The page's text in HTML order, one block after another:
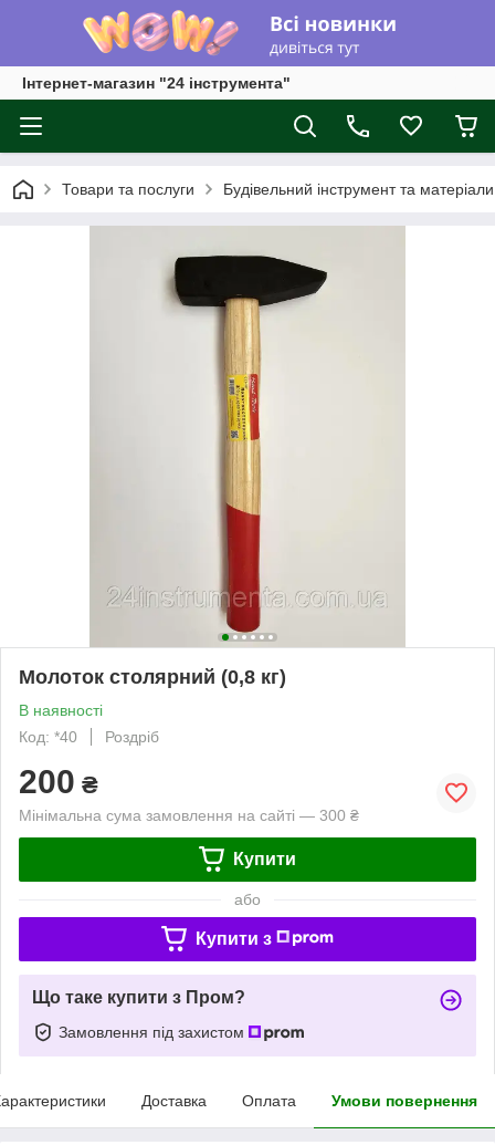
Інтернет-магазин "24 інструмента"
Товари та послуги Будівельний інструмент та матеріали
Молоток столярний (0,8 кг)
В наявності
Код: *40
Роздріб
200 ₴
Мінімальна сума замовлення на сайті — 300 ₴
Купити
або
Купити з
Що таке купити з Пром?
Замовлення під захистом
Доставка Оплата Умови повернення